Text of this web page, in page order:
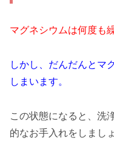
マグネシウムは何度も
しかし、だんだんとマ
しまいます。
この状態になると、洗
的なお手入れをしまし